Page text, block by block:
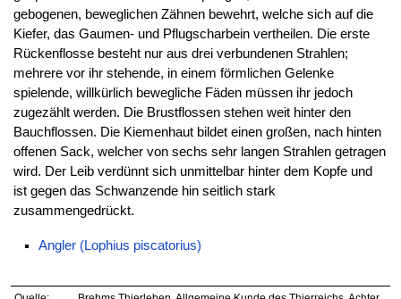
gebogenen, beweglichen Zähnen bewehrt, welche sich auf die
Kiefer, das Gaumen- und Pflugscharbein vertheilen. Die erste
Rückenflosse besteht nur aus drei verbundenen Strahlen;
mehrere vor ihr stehende, in einem förmlichen Gelenke
spielende, willkürlich bewegliche Fäden müssen ihr jedoch
zugezählt werden. Die Brustflossen stehen weit hinter den
Bauchflossen. Die Kiemenhaut bildet einen großen, nach hinten
offenen Sack, welcher von sechs sehr langen Strahlen getragen
wird. Der Leib verdünnt sich unmittelbar hinter dem Kopfe und
ist gegen das Schwanzende hin seitlich stark
zusammengedrückt.
Angler (Lophius piscatorius)